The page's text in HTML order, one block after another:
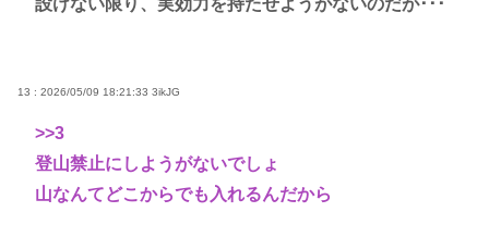
設けない限り、実効力を持たせようがないのだが･･･
13 : 2026/05/09 18:21:33 3ikJG
>>3
登山禁止にしようがないでしょ
山なんてどこからでも入れるんだから